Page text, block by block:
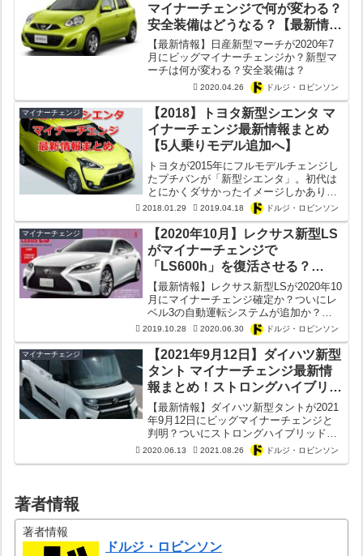
マイナーチェンジで何が変わる？
安全装備はどうなる？【最新情
報】
【最新情報】日産新型マーチが2020年7
月にビッグマイナーチェンジか？新型マ
ーチは何が変わる？安全装備は？
2020.04.26 ドルジ・ロビンソン
マイナーチェンジ
【2018】トヨタ新型シエンタ マ
イナーチェンジ最新情報まとめ
【5人乗りモデル追加へ】
トヨタが2015年にフルモデルチェンジし
たプチバンが「新型シエンタ」。初代は
とにかくダサかったイメージしかありま
せんが、フルモデルチェンジを機に大胆
に見た目がテコ入れされたことで新型シ
エンタは一躍人気車種に上り詰めまし
た。この新型シエンタは...
2018.01.29 2019.04.18 ドルジ・ロビンソン
マイナーチェンジ
【2020年10月】レクサス新型LS
がマイナーチェンジで
「LS600h」を復活させる？
LS350とは？【最新情報まとめ】
【最新情報】レクサス新型LSが2020年10
月にマイナーチェンジ確定か？ついにレ
ベル3の自動運転システムが追加か？
2021年のマイナーチェンジで5.0L V8の
「LS600h」も再投入？パワートレインは
どうなる？
2019.10.28 2020.06.30 ドルジ・ロビンソン
マイナーチェンジ
【2021年9月12日】ダイハツ新型
タント マイナーチェンジ最新情
報まとめ！ストロングハイブリッ
ドを搭載？クソダサデザインは変
わる？
【最新情報】ダイハツ新型タントが2021
年9月12日にビッグマイナーチェンジと
判明？ついにストロングハイブリッドが
軽自動車で初めて搭載される？タントの
クソダサいデザインはどうなる？電動パ
2020.06.13 2021.08.26 ドルジ・ロビンソン
著者情報
著者情報
ドルジ・ロビンソン